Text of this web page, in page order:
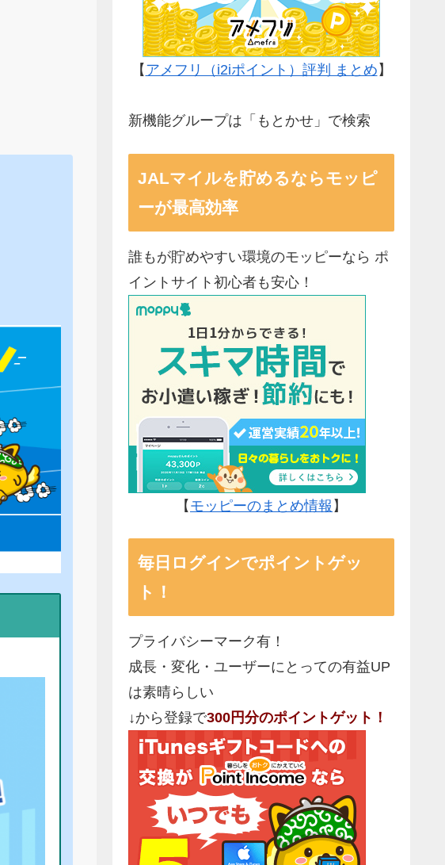
【 アメフリ（i2iポイント）評判 まとめ 】
新機能グループは「もとかせ」で検索
JALマイルを貯めるならモッピ
ーが最高効率
誰もが貯めやすい環境のモッピーなら ポ
イントサイト初心者も安心！
【 モッピーのまとめ情報 】
毎日ログインでポイントゲッ
ト！
プライバシーマーク有！
成長・変化・ユーザーにとっての有益UP
は素晴らしい
↓から登録で300円分のポイントゲット！